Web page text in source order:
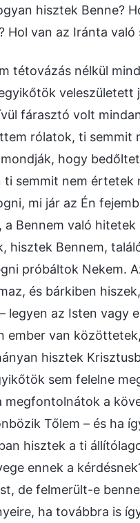
hisztek Benne?
Hol van az Iránta
tétovázás nélkül
fárasztó volt
rólatok, ti semmit
hogy
ti semmit nem
mi jár az Én
a Bennem való
hisztek Bennem,
próbáltok Nekem.
és bárkiben
legyen az Isten vagy
ember van
hisztek
sem felelne
megfontolnátok a
Tőlem – és ha
hisztek a ti
ennek a
de felmerült-e
ha továbbra is